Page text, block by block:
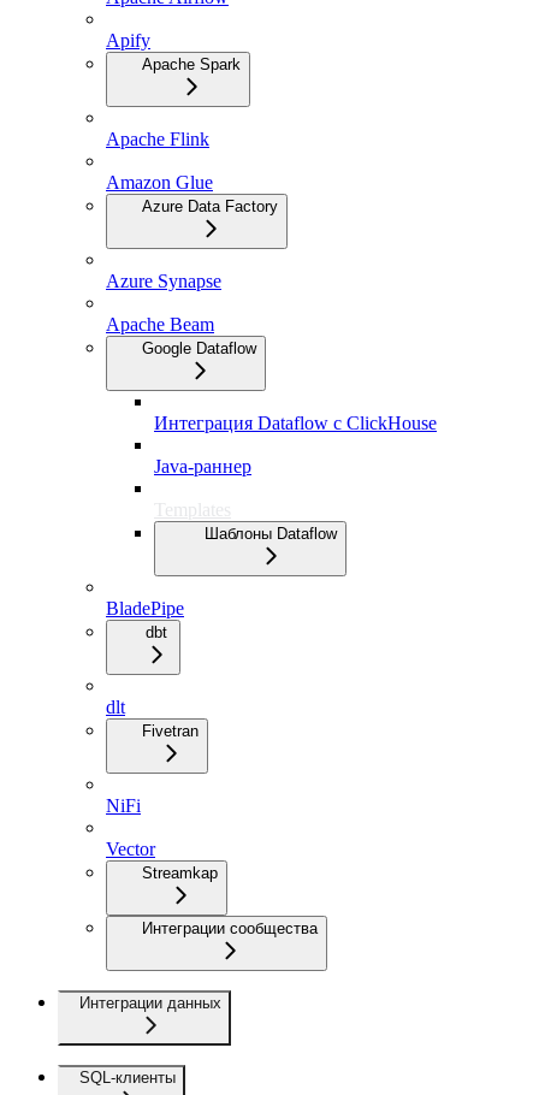
Apify
Apache Spark
Apache Flink
Amazon Glue
Azure Data Factory
Azure Synapse
Apache Beam
Google Dataflow
Интеграция Dataflow с ClickHouse
Java-раннер
Templates
Шаблоны Dataflow
BladePipe
dbt
dlt
Fivetran
NiFi
Vector
Streamkap
Интеграции сообщества
Интеграции данных
SQL-клиенты